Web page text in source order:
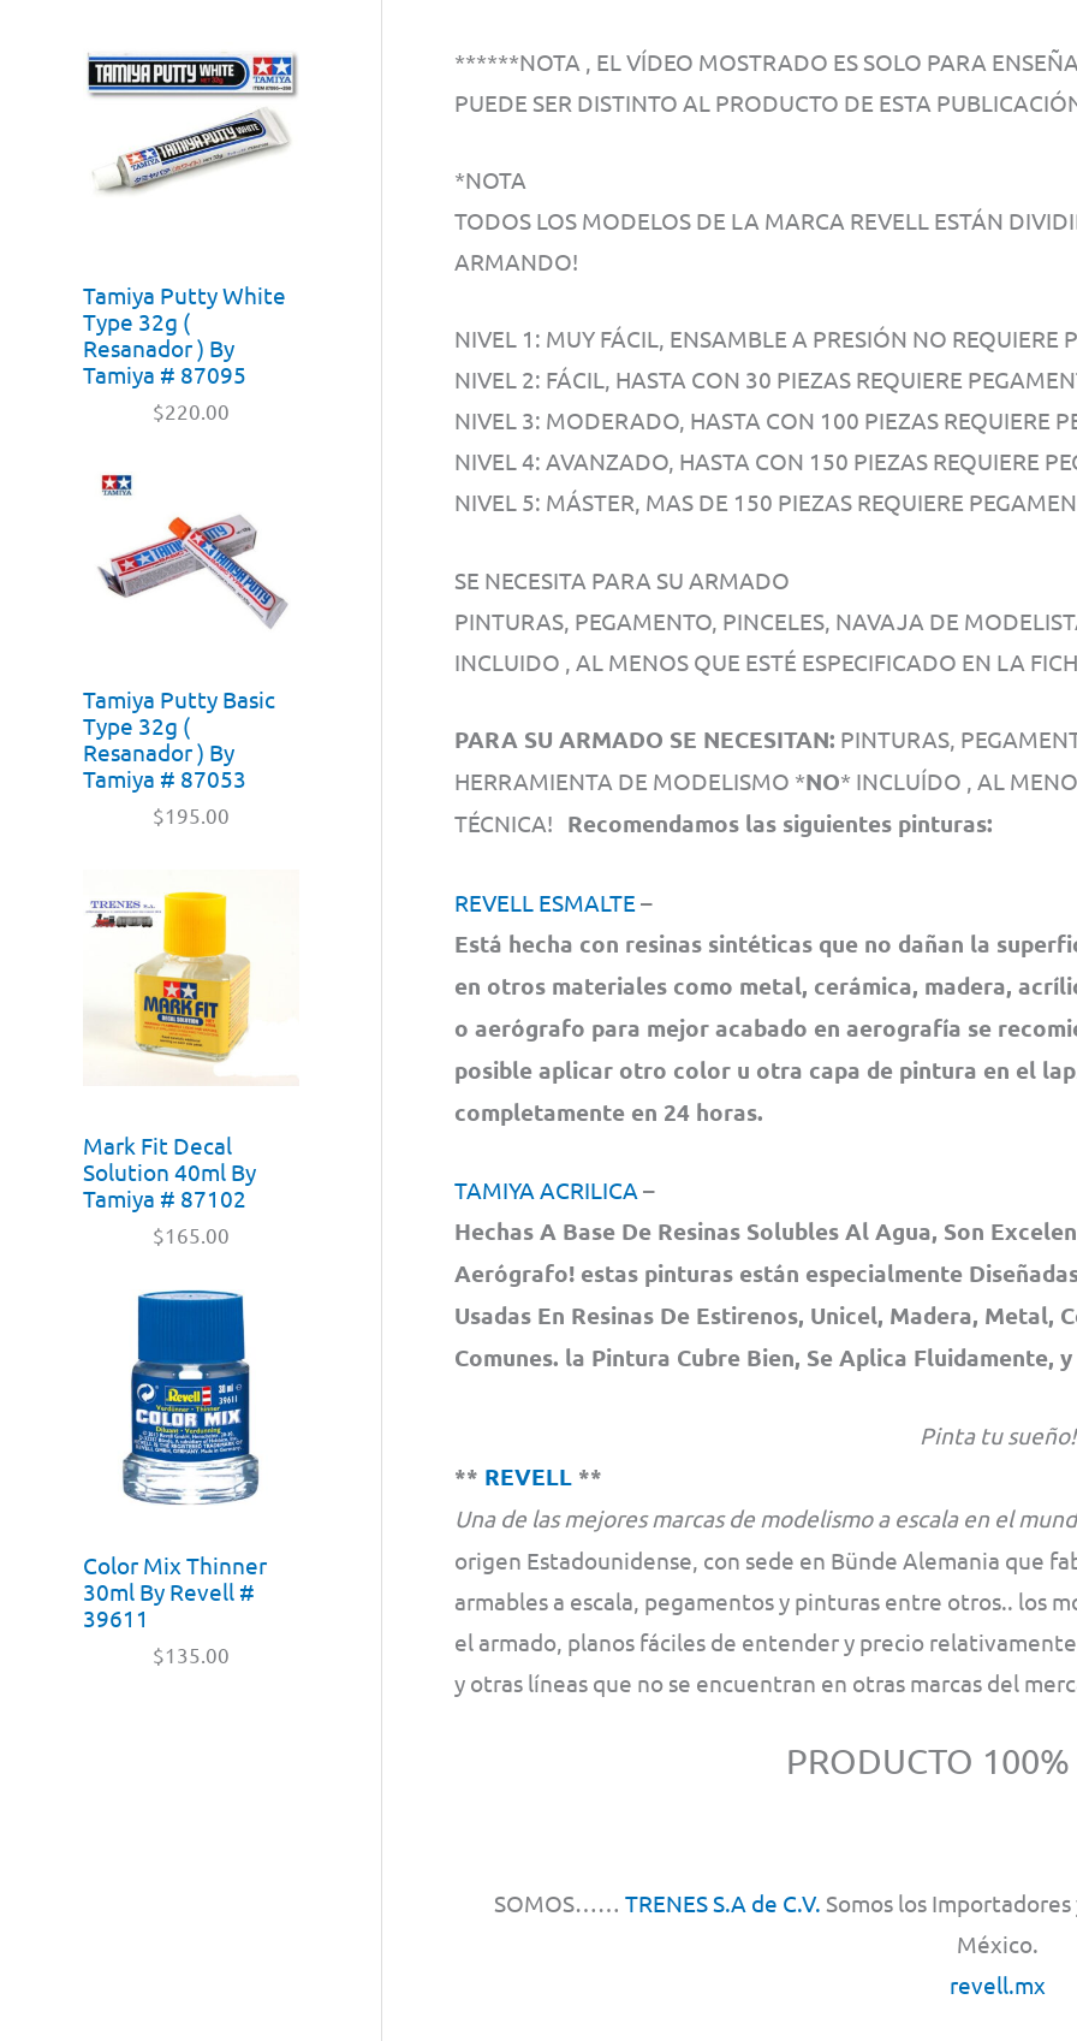
Tamiya Putty White
Type 32g (
Resanador ) By
Tamiya # 87095
$220.00
Tamiya Putty Basic
Type 32g (
Resanador ) By
Tamiya # 87053
$195.00
Mark Fit Decal
Solution 40ml By
Tamiya # 87102
$165.00
Color Mix Thinner
30ml By Revell #
39611
$135.00
******NOTA , EL VÍDEO MOSTRADO ES SOLO PARA
PUEDE SER DISTINTO AL PRODUCTO DE ESTA
*NOTA
TODOS LOS MODELOS DE LA MARCA REVELL ESTÁN
ARMANDO!
NIVEL 1: MUY FÁCIL, ENSAMBLE A PRESIÓN NO REQUIERE
NIVEL 2: FÁCIL, HASTA CON 30 PIEZAS REQUIERE
NIVEL 3: MODERADO, HASTA CON 100 PIEZAS REQUIERE
NIVEL 4: AVANZADO, HASTA CON 150 PIEZAS REQUIERE
NIVEL 5: MÁSTER, MAS DE 150 PIEZAS REQUIERE
SE NECESITA PARA SU ARMADO
PINTURAS, PEGAMENTO, PINCELES, NAVAJA DE
INCLUIDO , AL MENOS QUE ESTÉ ESPECIFICADO EN LA
PARA SU ARMADO SE NECESITAN: PINTURAS,
HERRAMIENTA DE MODELISMO *NO* INCLUÍDO , AL
TÉCNICA! Recomendamos las siguientes pinturas:
REVELL ESMALTE –
Está hecha con resinas sintéticas que no dañan la
en otros materiales como metal, cerámica, madera,
o aerógrafo para mejor acabado en aerografía se
posible aplicar otro color u otra capa de pintura en el
completamente en 24 horas.
TAMIYA ACRILICA –
Hechas A Base De Resinas Solubles Al Agua, Son
Aerógrafo! estas pinturas están especialmente
Usadas En Resinas De Estirenos, Unicel, Madera, Metal,
Comunes. la Pintura Cubre Bien, Se Aplica Fluidamente,
Pinta tu sueño!
** REVELL**
Una de las mejores marcas de modelismo a escala en el
origen Estadounidense, con sede en Bünde Alemania que
armables a escala, pegamentos y pinturas entre otros.. los
el armado, planos fáciles de entender y precio
y otras líneas que no se encuentran en otras marcas del
PRODUCTO
SOMOS……TRENES S.A de C.V. Somos los
México.
revell.mx